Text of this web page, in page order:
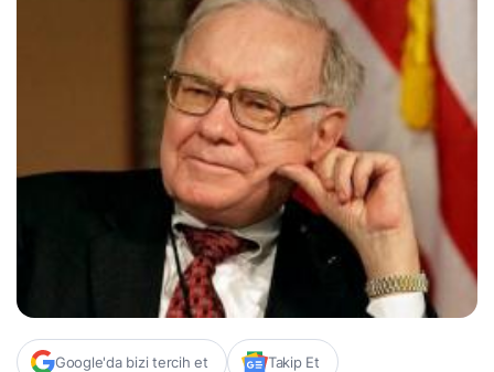
Google'da bizi tercih et Takip Et